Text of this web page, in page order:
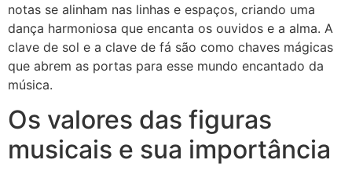
notas se alinham nas linhas e espaços, criando uma
dança harmoniosa que encanta os ouvidos e a alma. A
clave de sol e a clave de fá são como chaves mágicas
que abrem as portas para esse mundo encantado da
música.
Os valores das figuras
musicais e sua importância